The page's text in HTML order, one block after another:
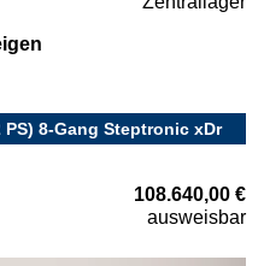
PS) 8-Gang Steptronic xDr
108.640,00 €
ausweisbar